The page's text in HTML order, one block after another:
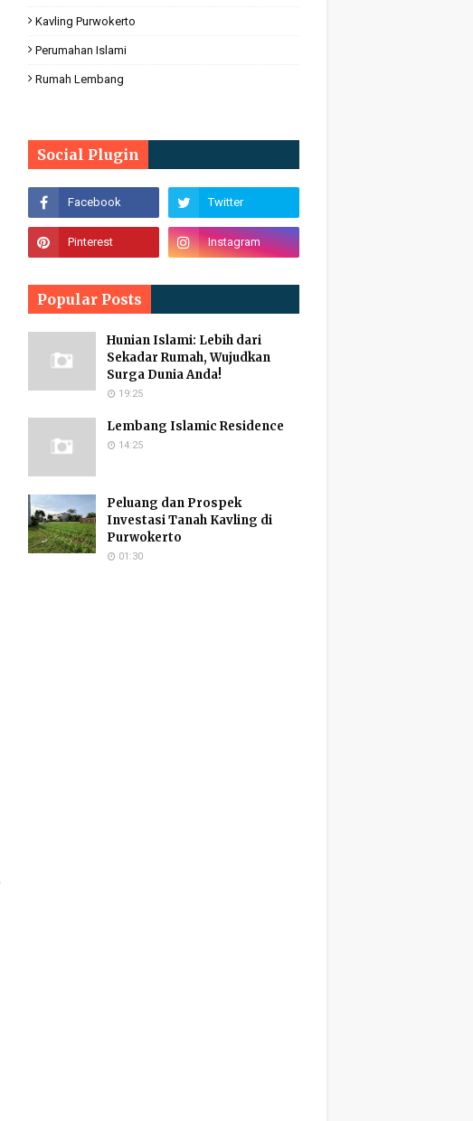
Kavling Purwokerto
Perumahan Islami
Rumah Lembang
Social Plugin
Popular Posts
Hunian Islami: Lebih dari
Sekadar Rumah, Wujudkan
Surga Dunia Anda!
19:25
Lembang Islamic Residence
14:25
Peluang dan Prospek
Investasi Tanah Kavling di
Purwokerto
01:30